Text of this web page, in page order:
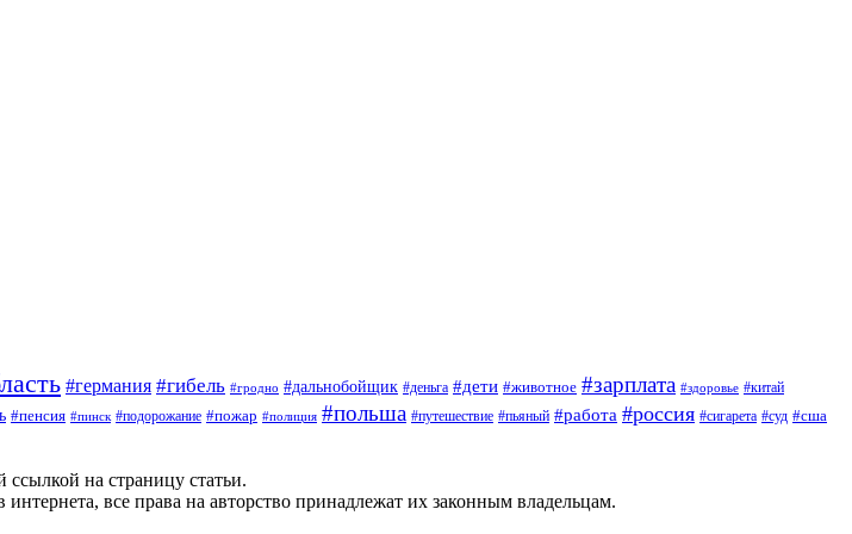
#германия #гибель #гродно #дальнобойщик #деньга #дети #животное #зарплата #здоровье #китай
#пенсия #пинск #подорожание #пожар #полиция #польша #путешествие #пьяный #работа #россия #сигарета #суд #сша
ссылкой на страницу статьи.
все права на авторство принадлежат их законным владельцам.